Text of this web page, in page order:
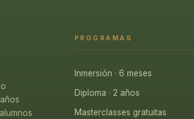
PROGRAMAS
Inmersión · 6 meses
Diploma · 2 años
Masterclasses gratuitas